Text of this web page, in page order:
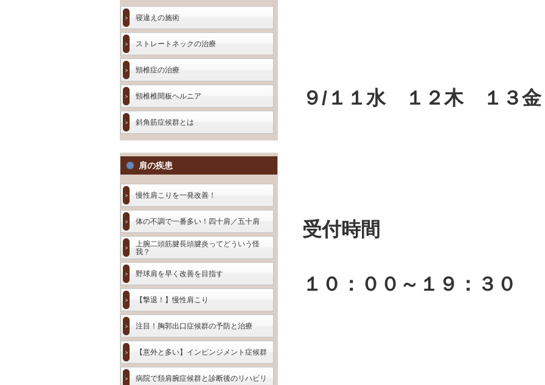
寝違えの施術
ストレートネックの治療
頸椎症の治療
頸椎椎間板ヘルニア
斜角筋症候群とは
肩の疾患
慢性肩こりを一発改善！
体の不調で一番多い！四十肩／五十肩
上腕二頭筋腱長頭腱炎ってどういう怪
我？
野球肩を早く改善を目指す
【撃退！】慢性肩こり
注目！胸郭出口症候群の予防と治療
【意外と多い】インピンジメント症候群
病院で頚肩腕症候群と診断後のリハビリ
９/１１水 １２木 １３金
受付時間
１０：００～１９：３０